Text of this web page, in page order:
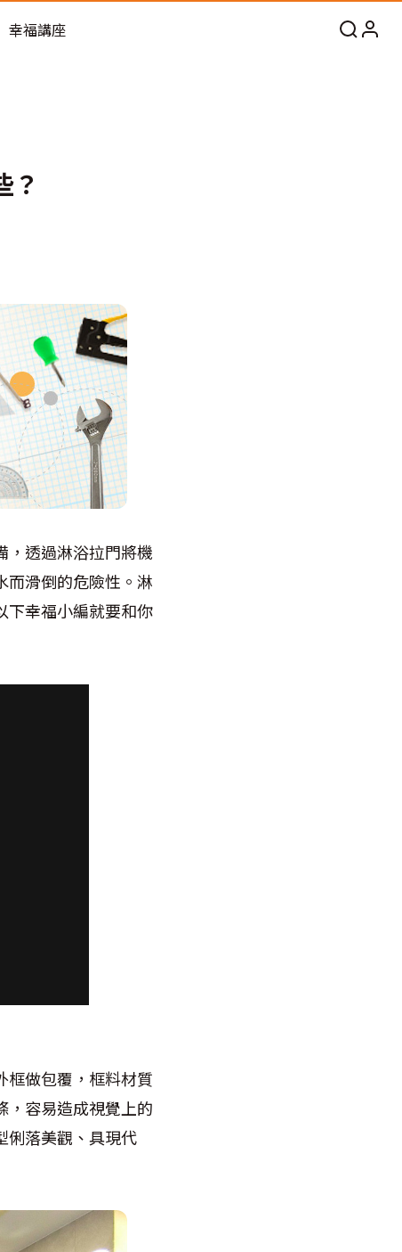
幸福講座
？
，透過淋浴拉門將機
而滑倒的危險性。淋
下幸福小編就要和你
框做包覆，框料材質
，容易造成視覺上的
俐落美觀、具現代